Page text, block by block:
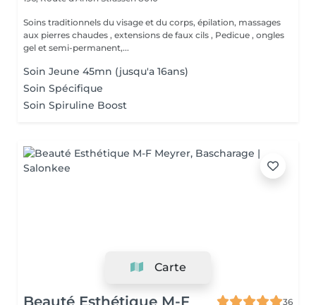
Soins traditionnels du visage et du corps, épilation, massages
aux pierres chaudes , extensions de faux cils , Pedicue , ongles
gel et semi-permanent,...
Soin Jeune 45mn (jusqu'a 16ans)
Soin Spécifique
Soin Spiruline Boost
Beauté Esthétique M-F 36
Carte